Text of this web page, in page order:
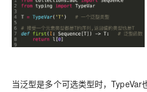
当泛型是多个可选类型时，TypeVar